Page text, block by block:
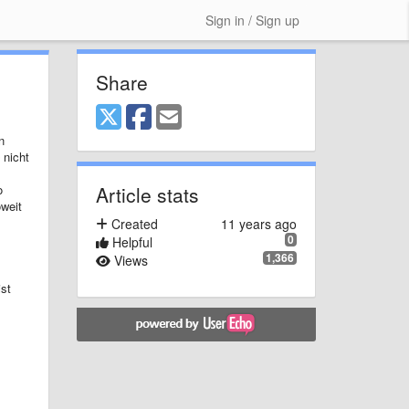
Sign in / Sign up
nicht
Share
Article stats
11 years ago
Created
0
Helpful
1,366
Views